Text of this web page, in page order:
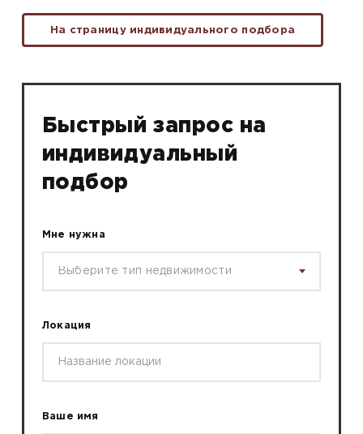
На страницу индивидуального подбора
Быстрый запрос на
индивидуальный
подбор
Мне нужна
Выберите тип недвижимости
Локация
Ваше имя